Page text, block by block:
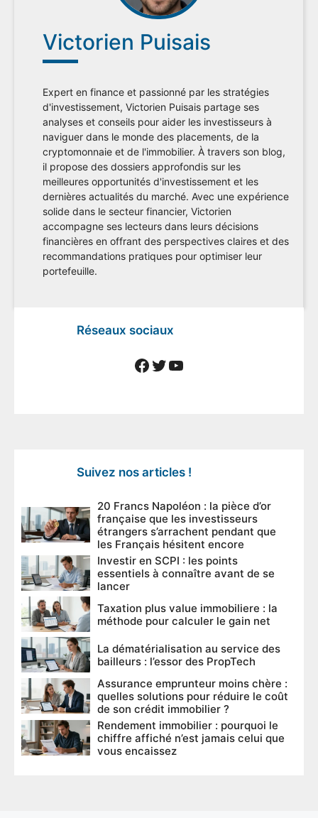
Victorien Puisais
Expert en finance et passionné par les stratégies
d'investissement, Victorien Puisais partage ses
analyses et conseils pour aider les investisseurs à
naviguer dans le monde des placements, de la
cryptomonnaie et de l'immobilier. À travers son blog,
il propose des dossiers approfondis sur les
meilleures opportunités d'investissement et les
dernières actualités du marché. Avec une expérience
solide dans le secteur financier, Victorien
accompagne ses lecteurs dans leurs décisions
financières en offrant des perspectives claires et des
recommandations pratiques pour optimiser leur
portefeuille.
Réseaux sociaux
Facebook
Twitter
YouTube
Suivez nos articles !
20 Francs Napoléon : la pièce d’or
française que les investisseurs
étrangers s’arrachent pendant que
les Français hésitent encore
Investir en SCPI : les points
essentiels à connaître avant de se
lancer
Taxation plus value immobiliere : la
méthode pour calculer le gain net
La dématérialisation au service des
bailleurs : l’essor des PropTech
Assurance emprunteur moins chère :
quelles solutions pour réduire le coût
de son crédit immobilier ?
Rendement immobilier : pourquoi le
chiffre affiché n’est jamais celui que
vous encaissez